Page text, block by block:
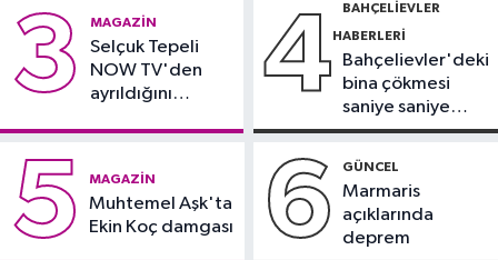
09:05
ürünlerine yönelik denetim
Magazin
Ebru Gündeş'ten yeni pozlar
3 MAGAZIN
Selçuk Tepeli
NOW TV'den
ayrıldığını
4 BAHÇELIEVLER
HABERLERI
Bahçelievler'deki
bina çökmesi
saniye saniye
görüntülendi
5 MAGAZIN
Muhtemel Aşk'ta
Ekin Koç damgası
6 GÜNCEL
Marmaris
açıklarında
deprem